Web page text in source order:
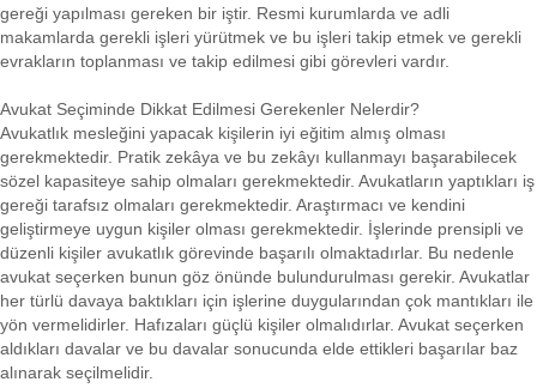
gereği yapılması gereken bir iştir. Resmi kurumlarda ve adli
makamlarda gerekli işleri yürütmek ve bu işleri takip etmek ve gerekli
evrakların toplanması ve takip edilmesi gibi görevleri vardır.
Avukat Seçiminde Dikkat Edilmesi Gerekenler Nelerdir?
Avukatlık mesleğini yapacak kişilerin iyi eğitim almış olması
gerekmektedir. Pratik zekâya ve bu zekâyı kullanmayı başarabilecek
sözel kapasiteye sahip olmaları gerekmektedir. Avukatların yaptıkları iş
gereği tarafsız olmaları gerekmektedir. Araştırmacı ve kendini
geliştirmeye uygun kişiler olması gerekmektedir. İşlerinde prensipli ve
düzenli kişiler avukatlık görevinde başarılı olmaktadırlar. Bu nedenle
avukat seçerken bunun göz önünde bulundurulması gerekir. Avukatlar
her türlü davaya baktıkları için işlerine duygularından çok mantıkları ile
yön vermelidirler. Hafızaları güçlü kişiler olmalıdırlar. Avukat seçerken
aldıkları davalar ve bu davalar sonucunda elde ettikleri başarılar baz
alınarak seçilmelidir.